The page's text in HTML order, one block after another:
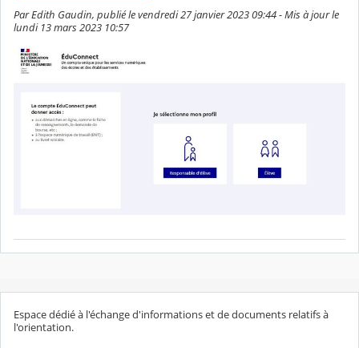
Par Edith Gaudin, publié le vendredi 27 janvier 2023 09:44 - Mis à jour le
lundi 13 mars 2023 10:57
Espace dédié à l'échange d'informations et de documents relatifs à
l'orientation.